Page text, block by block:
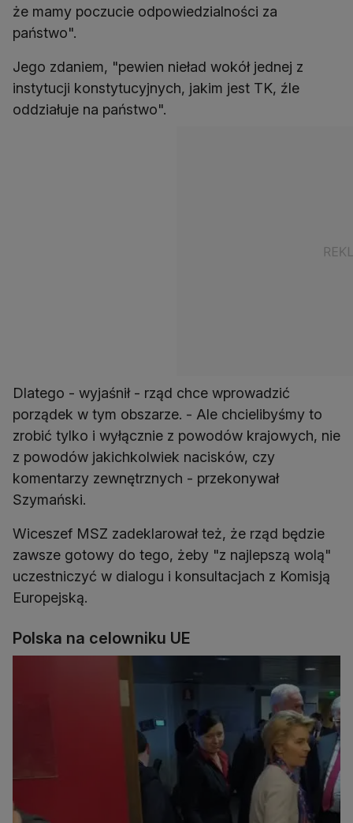
że mamy poczucie odpowiedzialności za
państwo".
Jego zdaniem, "pewien nieład wokół jednej z
instytucji konstytucyjnych, jakim jest TK, źle
oddziałuje na państwo".
Dlatego - wyjaśnił - rząd chce wprowadzić
porządek w tym obszarze. - Ale chcielibyśmy to
zrobić tylko i wyłącznie z powodów krajowych, nie
z powodów jakichkolwiek nacisków, czy
komentarzy zewnętrznych - przekonywał
Szymański.
Wiceszef MSZ zadeklarował też, że rząd będzie
zawsze gotowy do tego, żeby "z najlepszą wolą"
uczestniczyć w dialogu i konsultacjach z Komisją
Europejską.
Polska na celowniku UE